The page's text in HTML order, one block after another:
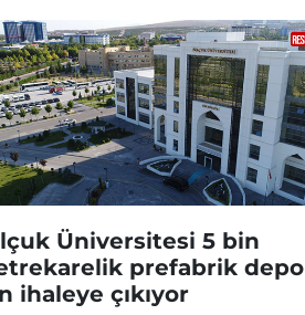
Üniversitesi 5 bin
prefabrik depo
ihaleye çıkıyor